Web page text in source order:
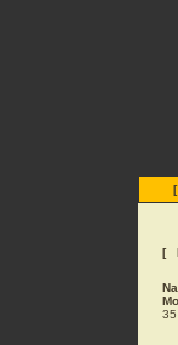
[
[